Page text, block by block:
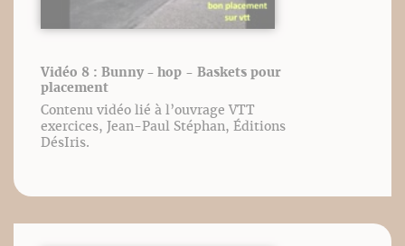
Vidéo 8 : Bunny - hop - Baskets pour
placement
Contenu vidéo lié à l’ouvrage VTT
exercices, Jean-Paul Stéphan, Éditions
DésIris.